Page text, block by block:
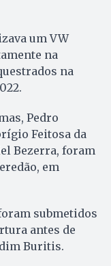
um VW
na
na
Pedro
Feitosa da
Bezerra, foram
em
submetidos
antes de
Buritis.